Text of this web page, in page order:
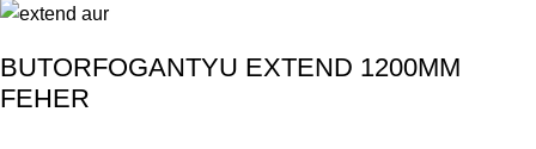
BUTORFOGANTYU EXTEND 1200MM
FEHER